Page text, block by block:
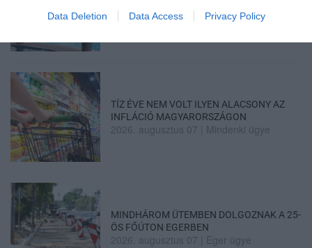
Data Deletion Data Access Privacy Policy
2026. augusztus 07 |Eger ügye
TÍZ ÉVE NEM VOLT ILYEN ALACSONY AZ
INFLÁCIÓ MAGYARORSZÁGON
2026. augusztus 07 Mindenki ügye
MINDHÁROM ÜTEMBEN DOLGOZNAK A 25-
ÖS FŐÚTON EGERBEN
2026. augusztus 07 Eger ügye